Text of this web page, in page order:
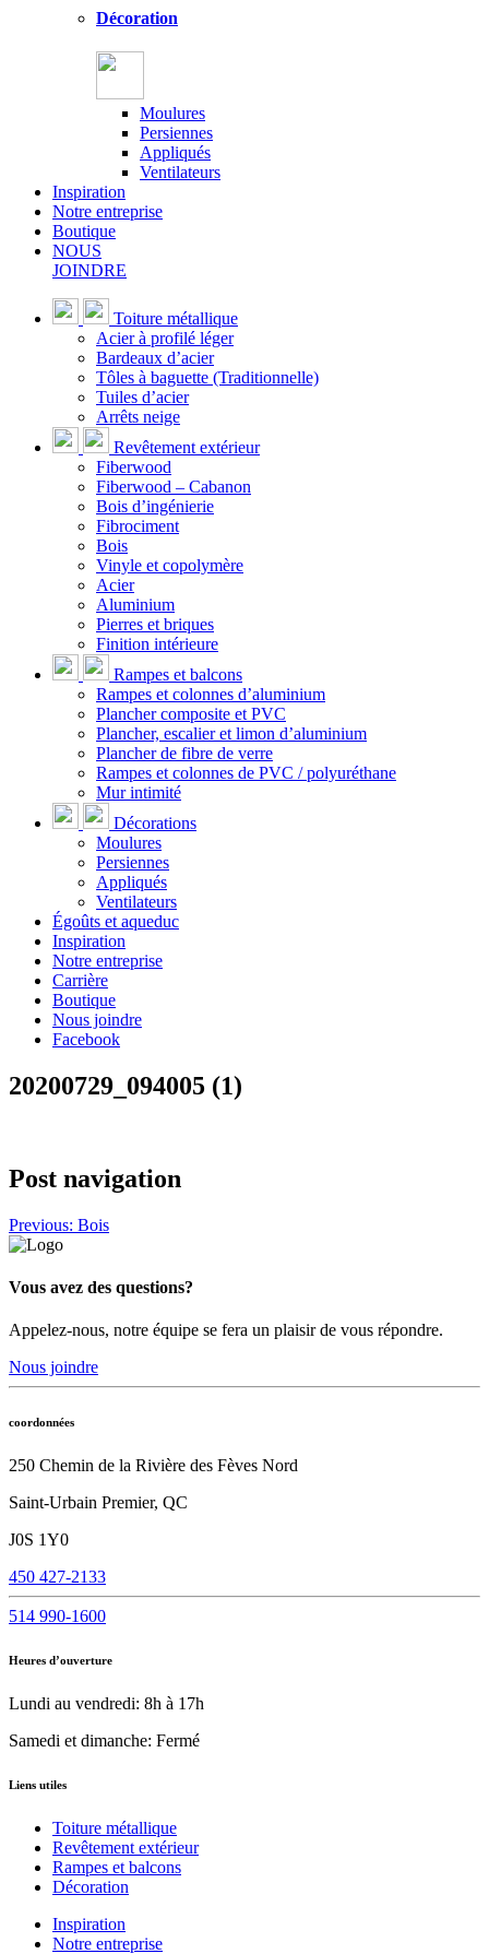
Décoration
Moulures
Persiennes
Appliqués
Ventilateurs
Inspiration
Notre entreprise
Boutique
NOUS
JOINDRE
Toiture métallique
Acier à profilé léger
Bardeaux d’acier
Tôles à baguette (Traditionnelle)
Tuiles d’acier
Arrêts neige
Revêtement extérieur
Fiberwood
Fiberwood – Cabanon
Bois d’ingénierie
Fibrociment
Bois
Vinyle et copolymère
Acier
Aluminium
Pierres et briques
Finition intérieure
Rampes et balcons
Rampes et colonnes d’aluminium
Plancher composite et PVC
Plancher, escalier et limon d’aluminium
Plancher de fibre de verre
Rampes et colonnes de PVC / polyuréthane
Mur intimité
Décorations
Moulures
Persiennes
Appliqués
Ventilateurs
Égoûts et aqueduc
Inspiration
Notre entreprise
Carrière
Boutique
Nous joindre
Facebook
20200729_094005 (1)
Post navigation
Previous: Bois
Vous avez des questions?
Appelez-nous, notre équipe se fera un plaisir de vous répondre.
Nous joindre
coordonnées
250 Chemin de la Rivière des Fèves Nord
Saint-Urbain Premier, QC
J0S 1Y0
450 427-2133
514 990-1600
Heures d’ouverture
Lundi au vendredi: 8h à 17h
Samedi et dimanche: Fermé
Liens utiles
Toiture métallique
Revêtement extérieur
Rampes et balcons
Décoration
Inspiration
Notre entreprise